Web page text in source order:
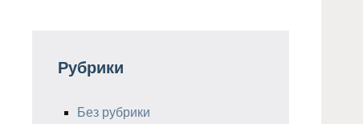
Рубрики
Без рубрики